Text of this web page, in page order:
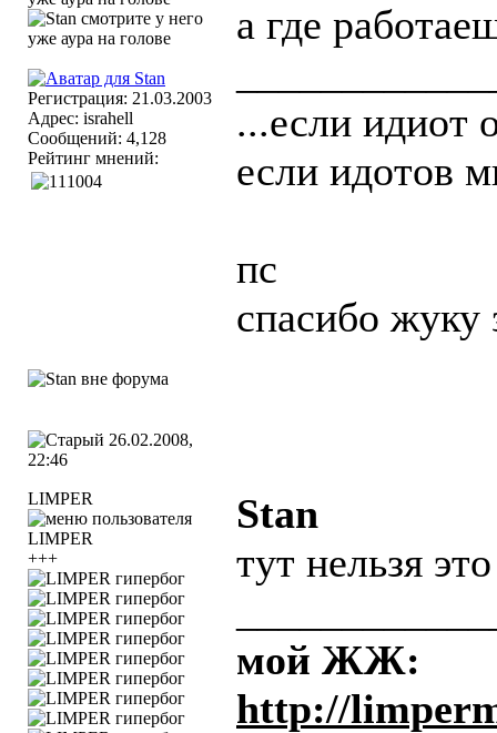
Регистрация: 21.03.2003
Адрес: israhell
Сообщений: 4,128
Рейтинг мнений:
а где
...если идиот
если идотов
пс
спасибо жуку
26.02.2008,
22:46
LIMPER
+++
Stan
тут нельзя
мой ЖЖ:
http://